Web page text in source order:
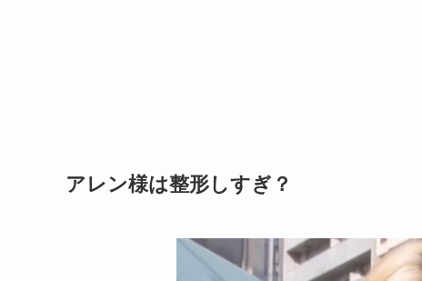
アレン様は整形しすぎ？